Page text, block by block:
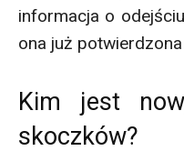
informacja o
ona już
Kim jest
skoczków?